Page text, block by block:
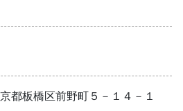
都板橋区前野町５－１４－１